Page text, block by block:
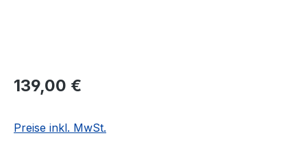
Regulärer Preis:
139,00 €
Preise inkl. MwSt.